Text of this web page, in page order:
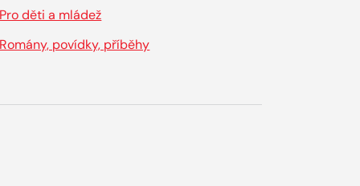
Pro děti a mládež
Romány, povídky, příběhy